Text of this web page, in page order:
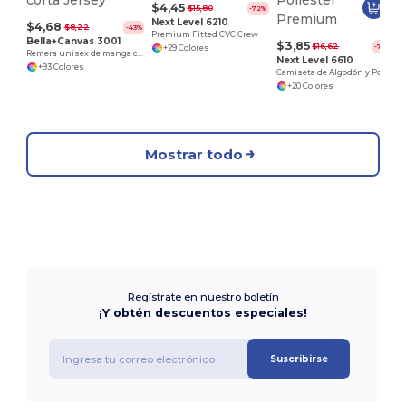
$4,68 $8,22 -43%
Bella+Canvas 3001
Remera unisex de manga corta Jersey
+93 Colores
$4,45 $15,80 -72%
Next Level 6210
Premium Fitted CVC Crew
+29 Colores
$3,85 $16,62 -77%
Next Level 6610
+20 Colores
Mostrar todo
Regístrate en nuestro boletín
¡Y obtén descuentos especiales!
Suscribirse